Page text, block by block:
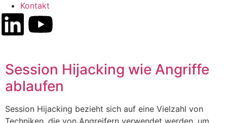
Kontakt
Session Hijacking wie Angriffe
ablaufen
Session Hijacking bezieht sich auf eine Vielzahl von
Techniken, die von Angreifern verwendet werden, um